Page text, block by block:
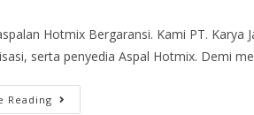
Hotmix Bergaransi. Kami PT.
serta penyedia Aspal Hotmix. Demi
Reading